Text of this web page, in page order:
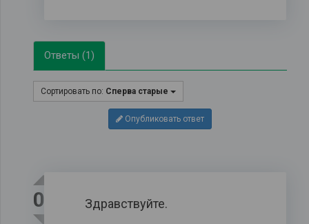
Ответы (1)
Сортировать по: Сперва старые
Опубликовать ответ
0
Здравствуйте.